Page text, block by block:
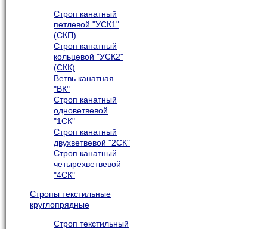
Строп канатный
петлевой "УСК1"
(СКП)
Строп канатный
кольцевой "УСК2"
(СКК)
Ветвь канатная
"ВК"
Строп канатный
одноветвевой
"1СК"
Строп канатный
двухветвевой "2СК"
Строп канатный
четырехветвевой
"4СК"
Стропы текстильные
круглопрядные
Строп текстильный